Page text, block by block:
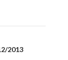
2013